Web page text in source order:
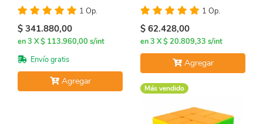
1 Op.
$ 341.880,00
en 3 X $ 113.960,00 s/int
Envío gratis
Agregar
1 Op.
$ 62.428,00
en 3 X $ 20.809,33 s/int
Agregar
Más vendido